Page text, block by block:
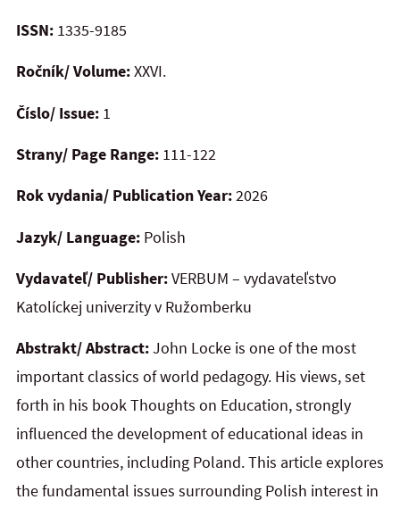
ISSN: 1335-9185
Ročník/ Volume:XXVI.
Číslo/ Issue: 1
Strany/ Page Range: 111-122
Rok vydania/ Publication Year:2026
Jazyk/ Language: Polish
Vydavateľ/ Publisher:VERBUM – vydavateľstvo
Katolíckej univerzity v Ružomberku
Abstrakt/ Abstract:John Locke is one of the most
important classics of world pedagogy. His views, set
forth in his book Thoughts on Education, strongly
influenced the development of educational ideas in
other countries, including Poland. This article explores
the fundamental issues surrounding Polish interest in